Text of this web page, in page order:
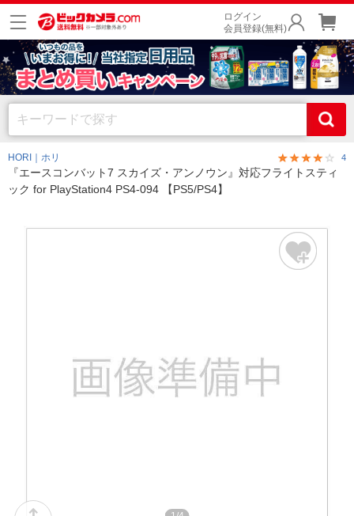
ログイン
会員登録(無料)
HORI｜ホリ 4
『エースコンバット7 スカイズ・アンノウン』対応フライトスティ
ック for PlayStation4 PS4-094 【PS5/PS4】